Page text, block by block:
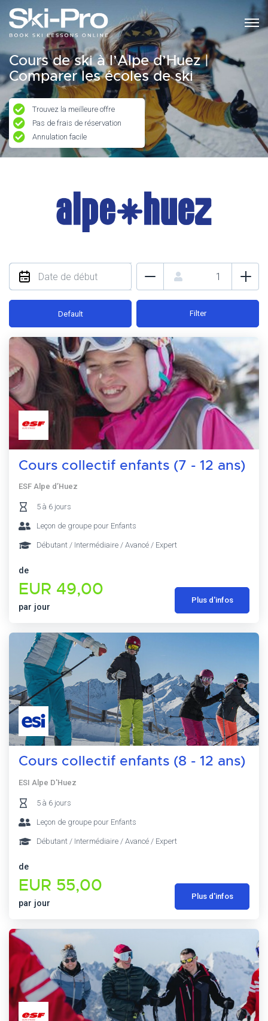
Cours de ski à l’Alpe d’Huez |
Comparer les écoles de ski
Trouvez la meilleure offre
Pas de frais de réservation
Annulation facile
Default Filter
Cours collectif enfants (7 - 12 ans)
ESF Alpe d’Huez
5 à 6 jours
Leçon de groupe pour Enfants
Débutant / Intermédiaire / Avancé / Expert
de
EUR 49,00
par jour
Plus d'infos
Cours collectif enfants (8 - 12 ans)
ESI Alpe D'Huez
5 à 6 jours
Leçon de groupe pour Enfants
Débutant / Intermédiaire / Avancé / Expert
de
EUR 55,00
par jour
Plus d'infos